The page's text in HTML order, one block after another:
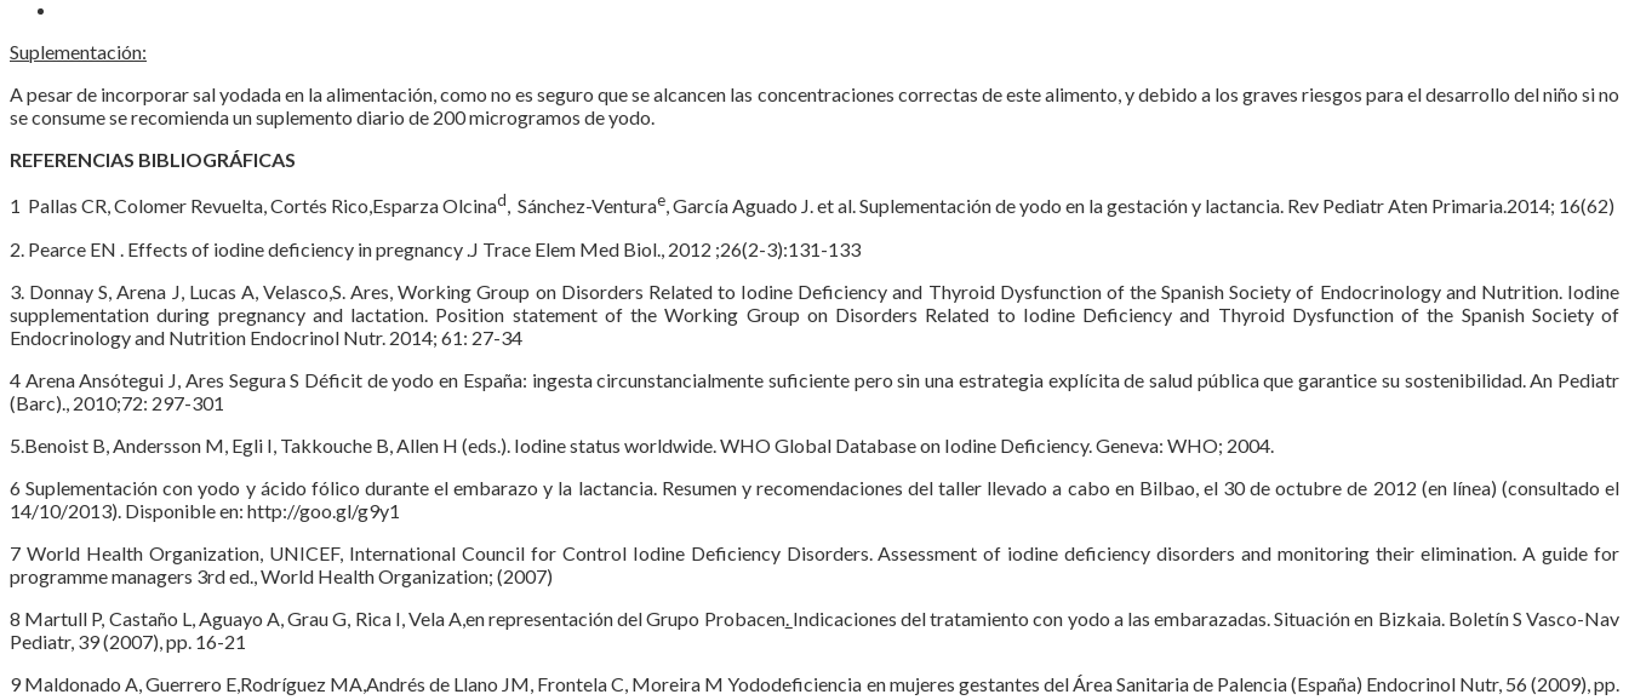
Suplementación:
A pesar de incorporar sal yodada en la alimentación, como no es seguro que se alcancen las concentraciones correctas de este alimento, y debido a los graves riesgos para el desarrollo del niño si no
se consume se recomienda un suplemento diario de 200 microgramos de yodo.
REFERENCIAS BIBLIOGRÁFICAS
1 Pallas CR, Colomer Revuelta, Cortés Rico,Esparza Olcinad, Sánchez-Venturae, García Aguado J. et al. Suplementación de yodo en la gestación y lactancia. Rev Pediatr Aten Primaria.2014; 16(62)
2. Pearce EN . Effects of iodine deficiency in pregnancy .J Trace Elem Med Biol., 2012 ;26(2-3):131-133
3. Donnay S, Arena J, Lucas A, Velasco,S. Ares, Working Group on Disorders Related to Iodine Deficiency and Thyroid Dysfunction of the Spanish Society of Endocrinology and Nutrition. Iodine
supplementation during pregnancy and lactation. Position statement of the Working Group on Disorders Related to Iodine Deficiency and Thyroid Dysfunction of the Spanish Society of
Endocrinology and Nutrition Endocrinol Nutr. 2014; 61: 27-34
4 Arena Ansótegui J, Ares Segura S Déficit de yodo en España: ingesta circunstancialmente suficiente pero sin una estrategia explícita de salud pública que garantice su sostenibilidad. An Pediatr
(Barc)., 2010;72: 297-301
5.Benoist B, Andersson M, Egli I, Takkouche B, Allen H (eds.). Iodine status worldwide. WHO Global Database on Iodine Deficiency. Geneva: WHO; 2004.
6 Suplementación con yodo y ácido fólico durante el embarazo y la lactancia. Resumen y recomendaciones del taller llevado a cabo en Bilbao, el 30 de octubre de 2012 (en línea) (consultado el
14/10/2013). Disponible en: http://goo.gl/g9y1
7 World Health Organization, UNICEF, International Council for Control Iodine Deficiency Disorders. Assessment of iodine deficiency disorders and monitoring their elimination. A guide for
programme managers 3rd ed., World Health Organization; (2007)
8 Martull P, Castaño L, Aguayo A, Grau G, Rica I, Vela A,en representación del Grupo Probacen. Indicaciones del tratamiento con yodo a las embarazadas. Situación en Bizkaia. Boletín S Vasco-Nav
Pediatr, 39 (2007), pp. 16-21
9 Maldonado A, Guerrero E,Rodríguez MA,Andrés de Llano JM, Frontela C, Moreira M Yododeficiencia en mujeres gestantes del Área Sanitaria de Palencia (España) Endocrinol Nutr, 56 (2009), pp.